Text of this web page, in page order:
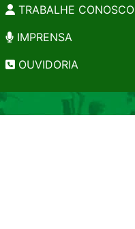
TRABALHE CONOSCO
IMPRENSA
OUVIDORIA
INSTITUCIONAL